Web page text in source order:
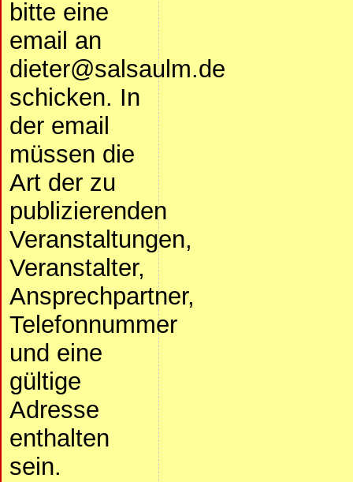
bitte eine
email an
dieter@salsaulm.de
schicken. In
der email
müssen die
Art der zu
publizierenden
Veranstaltungen,
Veranstalter,
Ansprechpartner,
Telefonnummer
und eine
gültige
Adresse
enthalten
sein.